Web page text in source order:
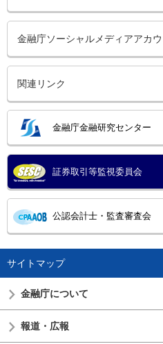
金融庁ソーシャルメディアアカウ
関連リンク
金融庁金融研究センター
証券取引等監視委員会
公認会計士・監査審査会
サイトマップ
金融庁について
報道・広報